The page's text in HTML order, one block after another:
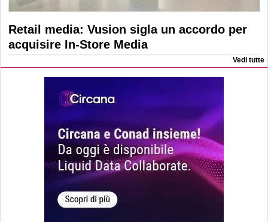
Retail media: Vusion sigla un accordo per
acquisire In-Store Media
Vedi tutte